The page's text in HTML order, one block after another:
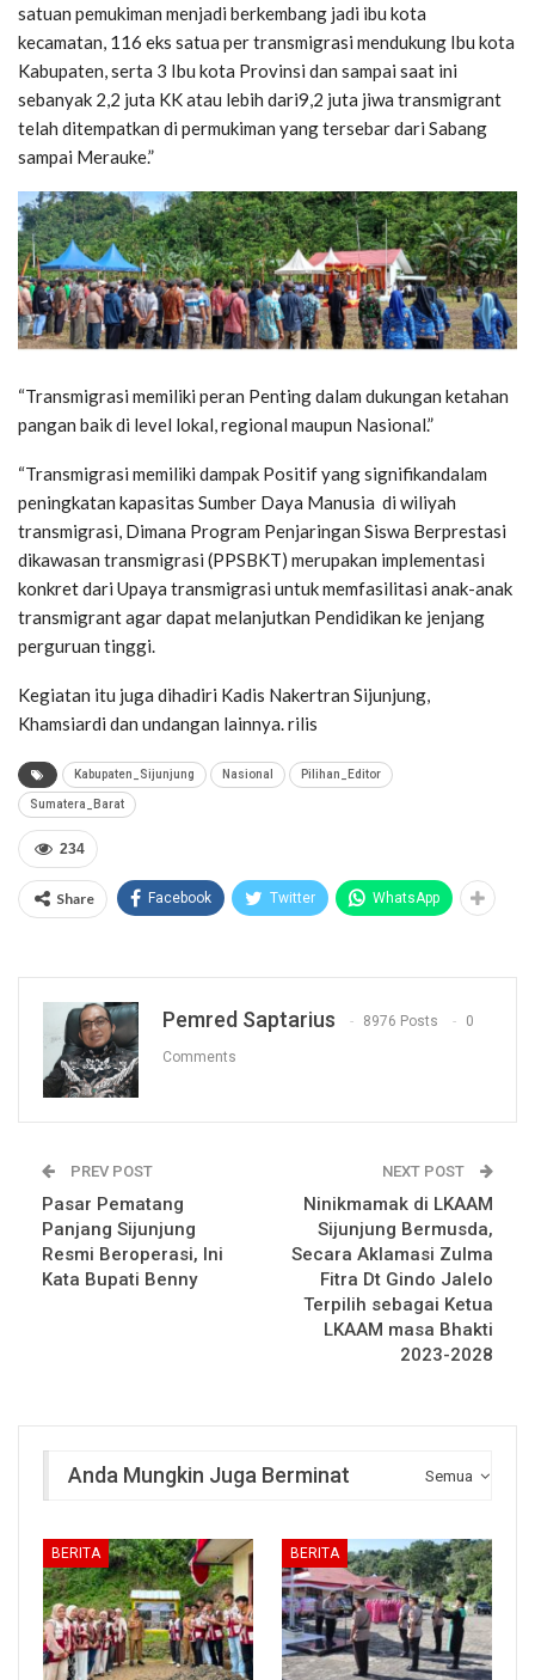
satuan pemukiman menjadi berkembang jadi ibu kota
kecamatan, 116 eks satua per transmigrasi mendukung Ibu kota
Kabupaten, serta 3 Ibu kota Provinsi dan sampai saat ini
sebanyak 2,2 juta KK atau lebih dari9,2 juta jiwa transmigrant
telah ditempatkan di permukiman yang tersebar dari Sabang
sampai Merauke.”
“Transmigrasi memiliki peran Penting dalam dukungan ketahan
pangan baik di level lokal, regional maupun Nasional.”
“Transmigrasi memiliki dampak Positif yang signifikandalam
peningkatan kapasitas Sumber Daya Manusia di wiliyah
transmigrasi, Dimana Program Penjaringan Siswa Berprestasi
dikawasan transmigrasi (PPSBKT) merupakan implementasi
konkret dari Upaya transmigrasi untuk memfasilitasi anak-anak
transmigrant agar dapat melanjutkan Pendidikan ke jenjang
perguruan tinggi.
Kegiatan itu juga dihadiri Kadis Nakertran Sijunjung,
Khamsiardi dan undangan lainnya. rilis
Kabupaten_Sijunjung Nasional Pilihan_Editor
Sumatera_Barat
234
Share Facebook Twitter WhatsApp
Pemred Saptarius 8976 Posts 0
Comments
PREV POST
Pasar Pematang
Panjang Sijunjung
Resmi Beroperasi, Ini
Kata Bupati Benny
NEXT POST
Ninikmamak di LKAAM
Sijunjung Bermusda,
Secara Aklamasi Zulma
Fitra Dt Gindo Jalelo
Terpilih sebagai Ketua
LKAAM masa Bhakti
2023-2028
Semua
Anda Mungkin Juga Berminat
BERITA BERITA